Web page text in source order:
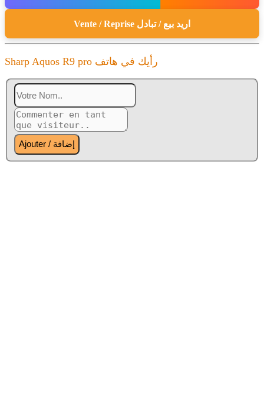
Vente / Reprise اريد بيع / تبادل
Sharp Aquos R9 pro رأيك في هاتف